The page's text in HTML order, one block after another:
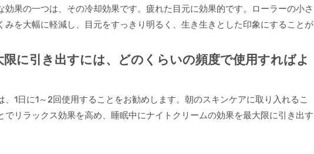
果の一つは、その冷却効果です。疲れた目元に効果的です。ローラーの小さ
を大幅に軽減し、目元をすっきり明るく、生き生きとした印象にすることが
に引き出すには、どのくらいの頻度で使用すればよ
1日に1～2回使用することをお勧めします。朝のスキンケアに取り入れるこ
リラックス効果を高め、睡眠中にナイトクリームの効果を最大限に引き出す